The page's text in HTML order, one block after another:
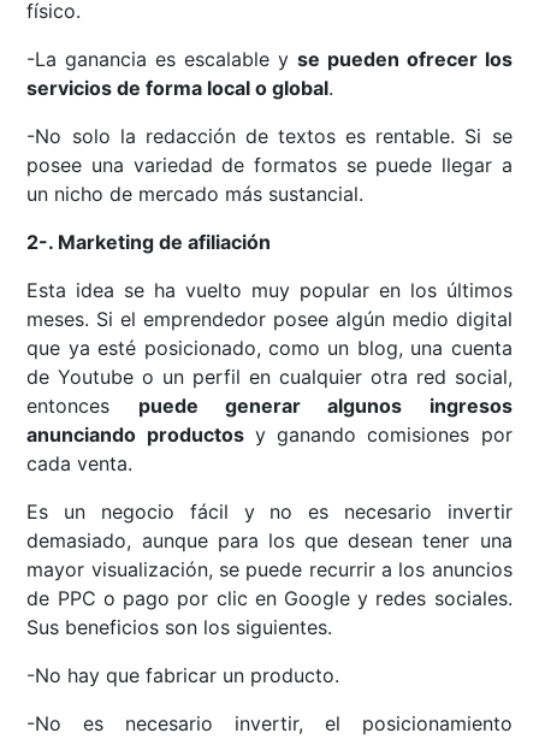
físico.
-La ganancia es escalable y se pueden ofrecer los
servicios de forma local o global.
-No solo la redacción de textos es rentable. Si se
posee una variedad de formatos se puede llegar a
un nicho de mercado más sustancial.
2-. Marketing de afiliación
Esta idea se ha vuelto muy popular en los últimos
meses. Si el emprendedor posee algún medio digital
que ya esté posicionado, como un blog, una cuenta
de Youtube o un perfil en cualquier otra red social,
entonces puede generar algunos ingresos
anunciando productosy ganando comisiones por
cada venta.
Es un negocio fácil y no es necesario invertir
demasiado, aunque para los que desean tener una
mayor visualización, se puede recurrir a los anuncios
de PPC o pago por clic en Google y redes sociales.
Sus beneficios son los siguientes.
-No hay que fabricar un producto.
-No es necesario invertir, el posicionamiento